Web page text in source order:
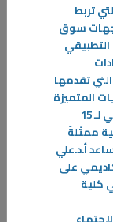
تربط
بجهات سوق
تقدمها
المتميزة
والتي اجتازت متطلبات الاعتماد الأكاديمي لـ 15
ممثلةً
أ.د.علي
على
كلية